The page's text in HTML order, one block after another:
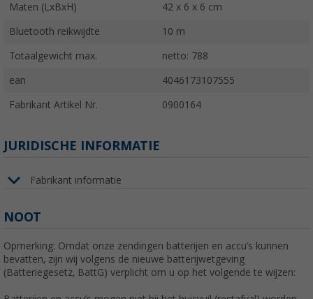
Maten (LxBxH) 42 x 6 x 6 cm
Bluetooth reikwijdte 10 m
Totaalgewicht max. netto: 788
ean 4046173107555
Fabrikant Artikel Nr. 0900164
JURIDISCHE INFORMATIE
Fabrikant informatie
NOOT
Opmerking: Omdat onze zendingen batterijen en accu’s kunnen
bevatten, zijn wij volgens de nieuwe batterijwetgeving
(Batteriegesetz, BattG) verplicht om u op het volgende te wijzen: